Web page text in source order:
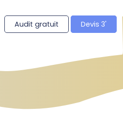
Audit gratuit Devis 3'